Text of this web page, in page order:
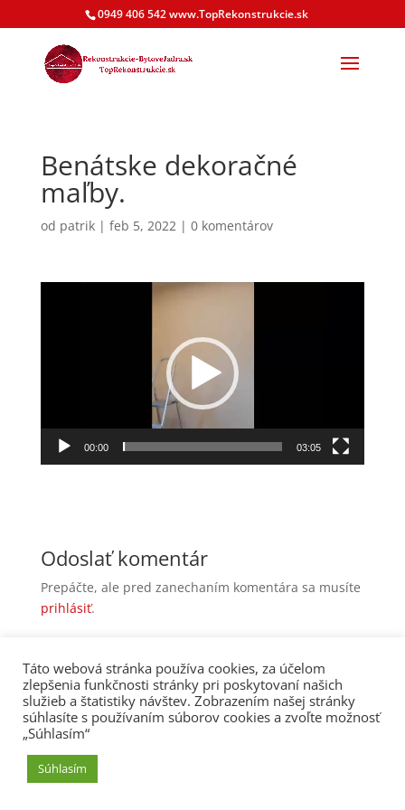
0949 406 542 www.TopRekonstrukcie.sk
Benátske dekoračné
maľby.
od patrik| feb 5, 2022| 0 komentárov
00:00 03:05
Odoslať komentár
Prepáčte, ale pred zanechaním komentára sa musíte
prihlásiť.
kalendár obsadenosti
Zásady ochrany osobných údajov
Vizualizácie
Táto webová stránka používa cookies, za účelom
zlepšenia funkčnosti stránky pri poskytovaní našich
služieb a štatistiky návštev. Zobrazením našej stránky
súhlasíte s používaním súborov cookies a zvoľte možnosť
„Súhlasím“
Súhlasím